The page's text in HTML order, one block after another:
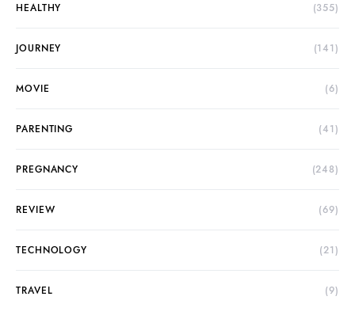
HEALTHY (355)
JOURNEY (141)
MOVIE (6)
PARENTING (41)
PREGNANCY (248)
REVIEW (69)
TECHNOLOGY (21)
TRAVEL (9)